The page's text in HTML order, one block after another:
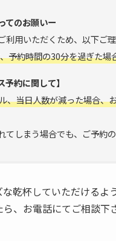
てのお願いー
利用いただくため、以下ご
予約時間の30分を過ぎた場
予約に関して】
、当日人数が減った場合、
てしまう場合でも、ご予約
乾杯していただける
、お電話にてご相談下